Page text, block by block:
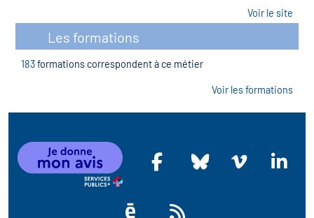
Voir le site
Les formations
183formations correspondent à ce métier
Voir les formations